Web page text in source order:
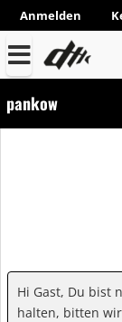
Anmelden
pankow
Hi Gast, Du bist
halten, bitten